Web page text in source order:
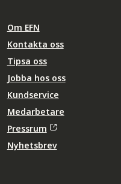
Om EFN
Kontakta oss
Tipsa oss
Jobba hos oss
Kundservice
Medarbetare
Pressrum
Nyhetsbrev